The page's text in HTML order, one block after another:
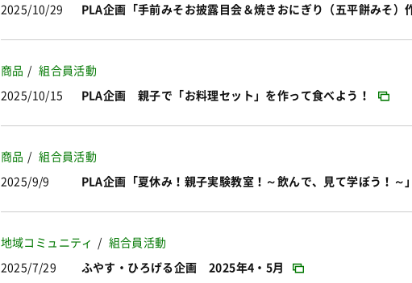
2025/10/29
PLA企画「手前みそお披露目会＆焼きおにぎり（五平餅みそ）
商品
組合員活動
2025/10/15
PLA企画 親子で「お料理セット」を作って食べよう！
商品
組合員活動
2025/9/9
PLA企画「夏休み！親子実験教室！～飲んで、見て学ぼう！～」
地域コミュニティ
組合員活動
2025/7/29
ふやす・ひろげる企画 2025年4・5月